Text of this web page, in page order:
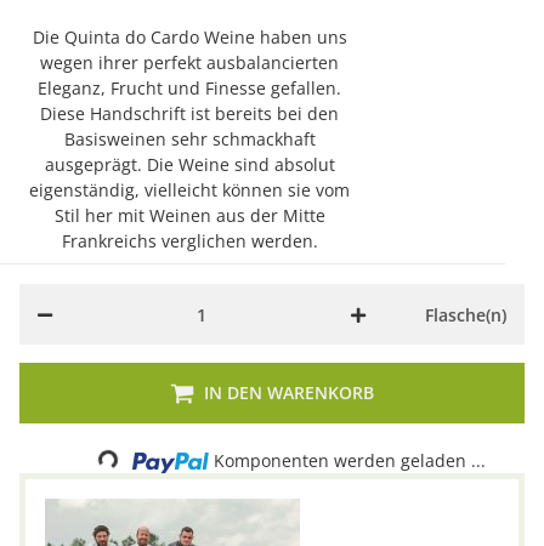
Die Quinta do Cardo Weine haben uns
wegen ihrer perfekt ausbalancierten
Eleganz, Frucht und Finesse gefallen.
Diese Handschrift ist bereits bei den
Basisweinen sehr schmackhaft
ausgeprägt. Die Weine sind absolut
eigenständig, vielleicht können sie vom
Stil her mit Weinen aus der Mitte
Frankreichs verglichen werden.
Flasche(n)
IN DEN WARENKORB
Loading... Komponenten werden geladen ...